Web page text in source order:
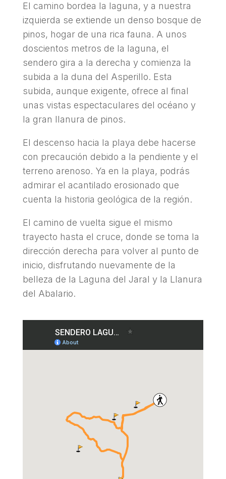
El camino bordea la laguna, y a nuestra
izquierda se extiende un denso bosque de
pinos, hogar de una rica fauna. A unos
doscientos metros de la laguna, el
sendero gira a la derecha y comienza la
subida a la duna del Asperillo. Esta
subida, aunque exigente, ofrece al final
unas vistas espectaculares del océano y
la gran llanura de pinos.
El descenso hacia la playa debe hacerse
con precaución debido a la pendiente y el
terreno arenoso. Ya en la playa, podrás
admirar el acantilado erosionado que
cuenta la historia geológica de la región.
El camino de vuelta sigue el mismo
trayecto hasta el cruce, donde se toma la
dirección derecha para volver al punto de
inicio, disfrutando nuevamente de la
belleza de la Laguna del Jaral y la Llanura
del Abalario.